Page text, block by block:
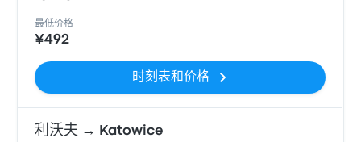
最低价格
¥492
时刻表和价格
利沃夫 → Katowice